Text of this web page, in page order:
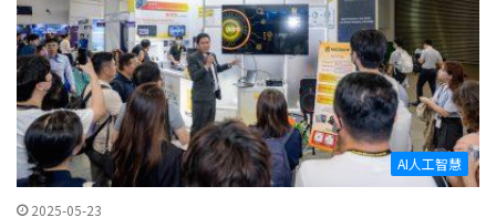
AI人工智慧
2025-05-23